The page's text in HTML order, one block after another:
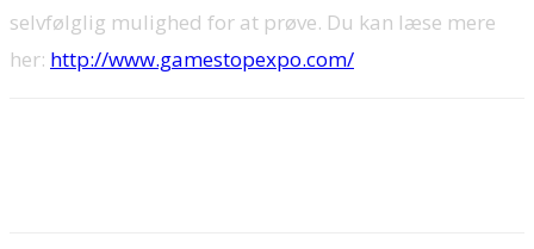
selvfølglig mulighed for at prøve. Du kan læse mere
her: http://www.gamestopexpo.com/